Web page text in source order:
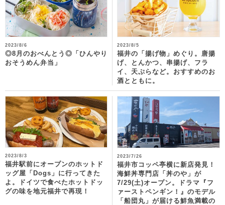
2023/8/6
◎8月のおべんとう◎「ひんやり
おそうめん弁当」
2023/8/5
福井の「揚げ物」めぐり。唐揚
げ、とんかつ、串揚げ、フラ
イ、天ぷらなど。おすすめのお
酒とともに。
2023/8/3
福井駅前にオープンのホットド
ッグ屋「Dogs」に行ってきた
よ。ドイツで食べたホットドッ
グの味を地元福井で再現！
2023/7/26
福井市コッペ亭横に新店発見！
海鮮丼専門店「丼のや」が
7/29(土)オープン。ドラマ『フ
ァーストペンギン！』のモデル
「船団丸」が届ける鮮魚満載の